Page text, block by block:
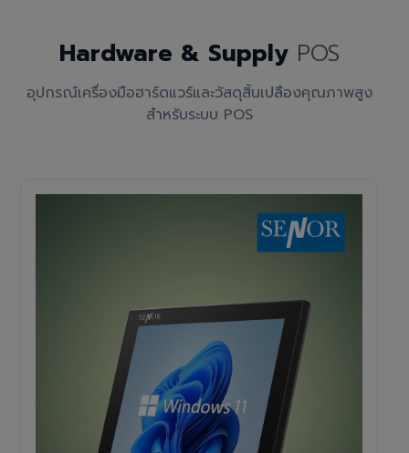
Hardware & Supply POS
อุปกรณ์เครื่องมือฮาร์ดแวร์และวัสดุสิ้นเปลืองคุณภาพสูง
สำหรับระบบ POS